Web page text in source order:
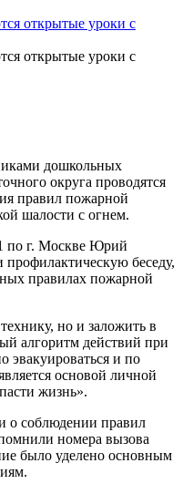
дошкольных
округа проводятся
правил пожарной
шалости с огнем.
по г. Москве Юрий
беседу,
правилах пожарной
но и заложить в
алгоритм действий при
эвакуироваться и по
основой личной
жизнь».
о соблюдении правил
номера вызова
было уделено основным